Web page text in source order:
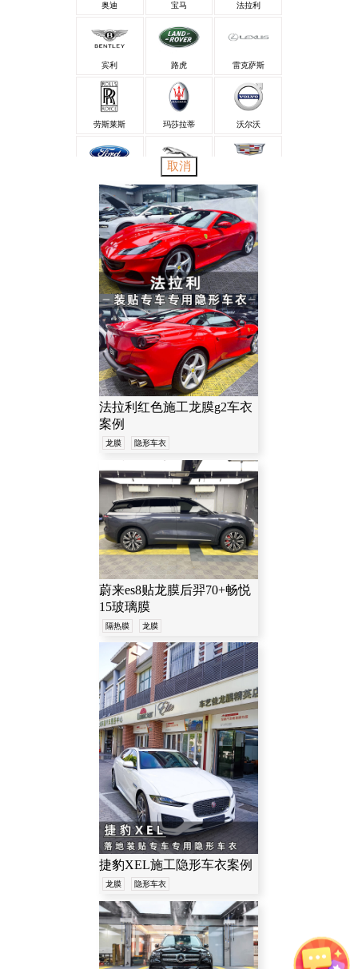
奥迪 宝马 法拉利
宾利 路虎 雷克萨斯
劳斯莱斯 玛莎拉蒂 沃尔沃
福特 捷豹 凯迪拉克
兰博基尼 丰田 大众
阿斯顿-马丁 林肯 迈凯伦
迈巴赫 别克 道奇
蔚来
马自达 阿尔法-罗米欧 MINI
雪佛兰 比亚迪 英菲尼迪
本田
Jeep Smart 长城
红旗 吉利 标致
讴歌 现代
巴博斯 雪铁龙
岚图 智己 赛力斯汽车
取消
法拉利红色施工龙膜g2车衣
案例
龙膜 隐形车衣
蔚来es8贴龙膜后羿70+畅悦
15玻璃膜
隔热膜 龙膜
捷豹XEL施工隐形车衣案例
龙膜 隐形车衣